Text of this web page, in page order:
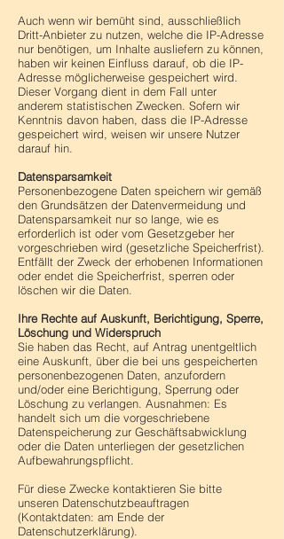
Auch wenn wir bemüht sind, ausschließlich
Dritt-Anbieter zu nutzen, welche die IP-Adresse
nur benötigen, um Inhalte ausliefern zu können,
haben wir keinen Einfluss darauf, ob die IP-
Adresse möglicherweise gespeichert wird.
Dieser Vorgang dient in dem Fall unter
anderem statistischen Zwecken. Sofern wir
Kenntnis davon haben, dass die IP-Adresse
gespeichert wird, weisen wir unsere Nutzer
darauf hin.
Datensparsamkeit
Personenbezogene Daten speichern wir gemäß
den Grundsätzen der Datenvermeidung und
Datensparsamkeit nur so lange, wie es
erforderlich ist oder vom Gesetzgeber her
vorgeschrieben wird (gesetzliche Speicherfrist).
Entfällt der Zweck der erhobenen Informationen
oder endet die Speicherfrist, sperren oder
löschen wir die Daten.
Ihre Rechte auf Auskunft, Berichtigung, Sperre,
Löschung und Widerspruch
Sie haben das Recht, auf Antrag unentgeltlich
eine Auskunft, über die bei uns gespeicherten
personenbezogenen Daten, anzufordern
und/oder eine Berichtigung, Sperrung oder
Löschung zu verlangen. Ausnahmen: Es
handelt sich um die vorgeschriebene
Datenspeicherung zur Geschäftsabwicklung
oder die Daten unterliegen der gesetzlichen
Aufbewahrungspflicht.
Für diese Zwecke kontaktieren Sie bitte
unseren Datenschutzbeauftragen
(Kontaktdaten: am Ende der
Datenschutzerklärung).